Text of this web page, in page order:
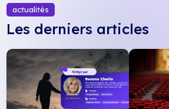
actualités
Les derniers articles